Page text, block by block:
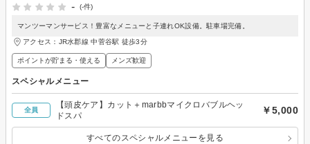
-
(-件)
マンツーマンサービス！豊富なメニューと子連れOK設備。駐車場完備。
アクセス：JR水郡線 中菅谷駅 徒歩3分
ポイントが貯まる・使える メンズ歓迎
スペシャルメニュー
全員
【頭皮ケア】カット＋marbbマイクロバブルヘッ
ドスパ
￥5,000
すべてのスペシャルメニューを見る